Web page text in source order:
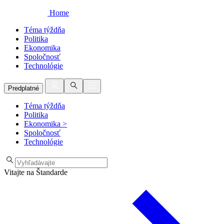
Home
Téma týždňa
Politika
Ekonomika
Spoločnosť
Technológie
Predplatné
Téma týždňa
Politika
Ekonomika >
Spoločnosť
Technológie
Vitajte na Štandarde